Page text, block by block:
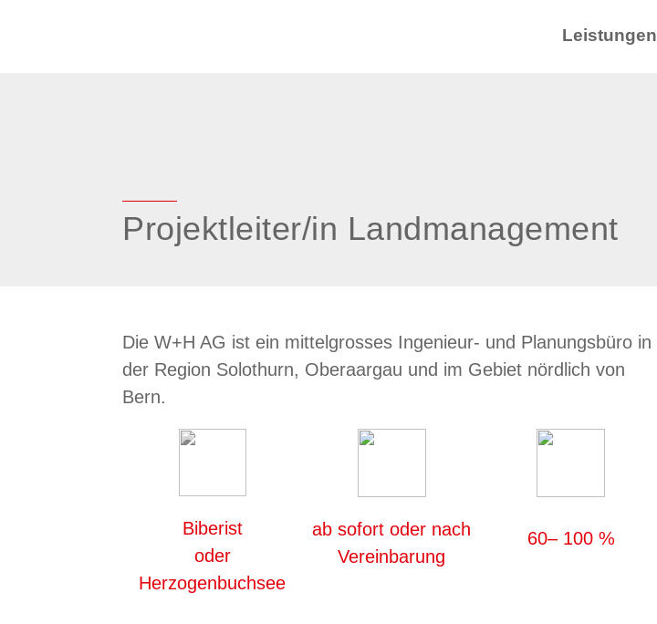
Leistungen
Projektleiter/in Landmanagement
Die W+H AG ist ein mittelgrosses Ingenieur- und Planungsbüro in
der Region Solothurn, Oberaargau und im Gebiet nördlich von
Bern.
Biberist
oder
Herzogenbuchsee
ab sofort oder nach
Vereinbarung
60– 100 %